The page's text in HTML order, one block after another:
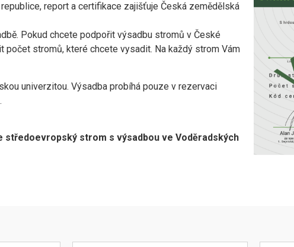
report a certifikace zajišťuje Česká zemědělská
Pokud chcete podpořit výsadbu stromů v České
počet stromů, které chcete vysadit. Na každý strom Vám
univerzitou. Výsadba probíhá pouze v rezervaci
středoevropský strom s výsadbou ve Voděradských